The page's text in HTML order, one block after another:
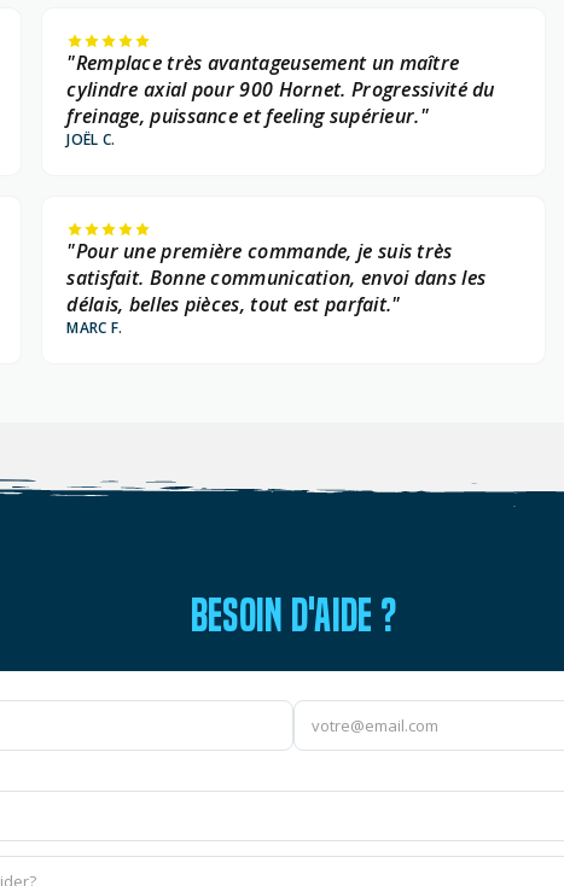
"Remplace très avantageusement un maître
cylindre axial pour 900 Hornet. Progressivité du
freinage, puissance et feeling supérieur."
JOËL C.
"Pour une première commande, je suis très
satisfait. Bonne communication, envoi dans les
délais, belles pièces, tout est parfait."
MARC F.
BESOIN D'AIDE ?